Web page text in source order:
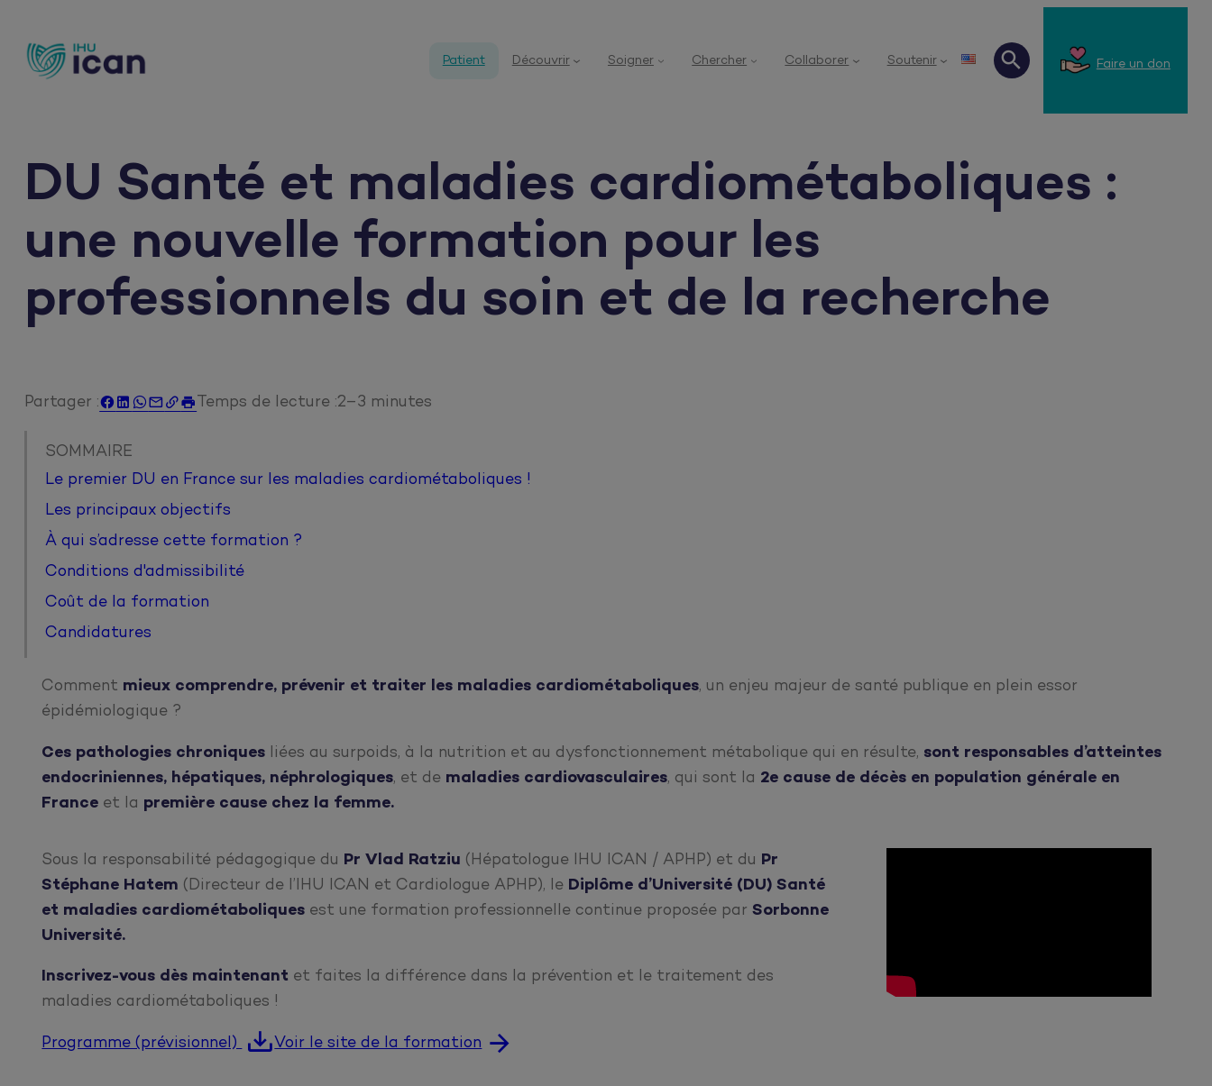
contenu
Patient Découvrir Soigner Chercher Collaborer Soutenir
Recherche Faire un don
DU Santé et maladies cardiométaboliques :
une nouvelle formation pour les
professionnels du soin et de la recherche
Partager :   Temps de lecture :2–3 minutes
SOMMAIRE
Le premier DU en France sur les maladies cardiométaboliques !
Les principaux objectifs
À qui s’adresse cette formation ?
Conditions d'admissibilité
Coût de la formation
Candidatures
Comment mieux comprendre, prévenir et traiter les maladies cardiométaboliques, un enjeu majeur de santé publique en plein essor
épidémiologique ?
Ces pathologies chroniques liées au surpoids, à la nutrition et au dysfonctionnement métabolique qui en résulte, sont responsables d’atteintes
endocriniennes, hépatiques, néphrologiques, et de maladies cardiovasculaires, qui sont la 2e cause de décès en population générale en
France et la première cause chez la femme.
Sous la responsabilité pédagogique du Pr Vlad Ratziu (Hépatologue IHU ICAN / APHP) et du Pr
Stéphane Hatem (Directeur de l’IHU ICAN et Cardiologue APHP), le Diplôme d’Université (DU) Santé
et maladies cardiométaboliques est une formation professionnelle continue proposée parSorbonne
Université.
Inscrivez-vous dès maintenant et faites la différence dans la prévention et le traitement des
maladies cardiométaboliques !
Programme (prévisionnel) Voir le site de la formation